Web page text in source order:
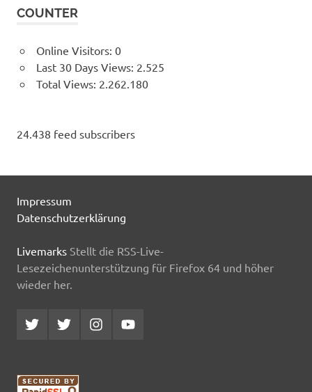
COUNTER
Online Visitors: 0
Last 30 Days Views: 2.525
Total Views: 2.262.180
24.438 feed subscribers
Impressum
Datenschutzerklärung
Livemarks Stellt die RSS-Live-
Lesezeichenunterstützung für Firefox 64 und höher
wieder her.
Twitter
MCDP
Twitter
Musicradiostation
InstagramYouTube